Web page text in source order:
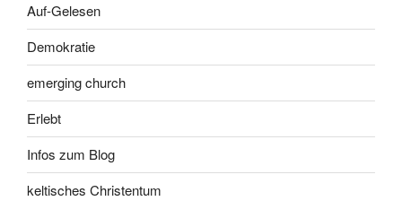
Auf-Gelesen
Demokratie
emerging church
Erlebt
Infos zum Blog
keltisches Christentum